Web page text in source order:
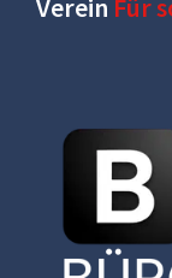
Verein Für